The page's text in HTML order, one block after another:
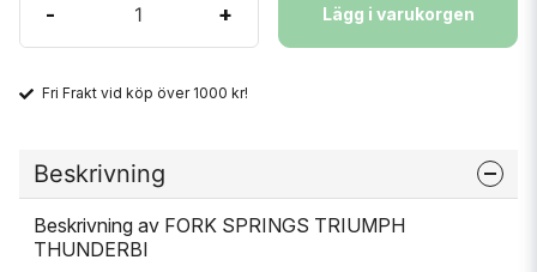
- + Lägg i varukorgen
Fri Frakt vid köp över 1000 kr!
Beskrivning
Beskrivning av FORK SPRINGS TRIUMPH
THUNDERBI